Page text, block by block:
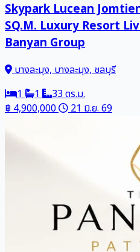
Skypark Lucean
SQ.M. Luxury Resort
Banyan Group
บางละมุง, บางละมุง, ชลบุรี
1
1
33 ตร.ม.
฿ 4,900,000
21 มิ.ย. 69